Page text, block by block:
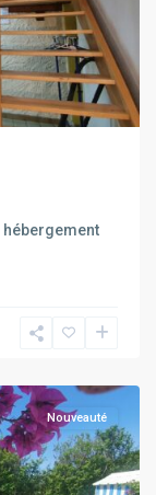
hébergement
Nouveauté